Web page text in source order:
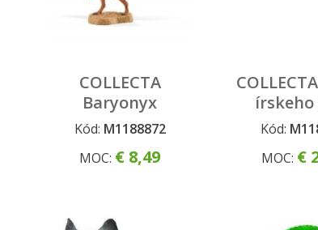
COLLECTA
Baryonyx
Kód: M1188872
MOC: € 8,49
írskeho
Kód:
MOC: €